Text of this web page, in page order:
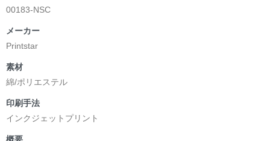
00183-NSC
メーカー
Printstar
素材
綿/ポリエステル
印刷手法
インクジェットプリント
概要